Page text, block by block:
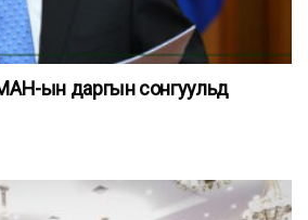
ын даргын сонгуульд